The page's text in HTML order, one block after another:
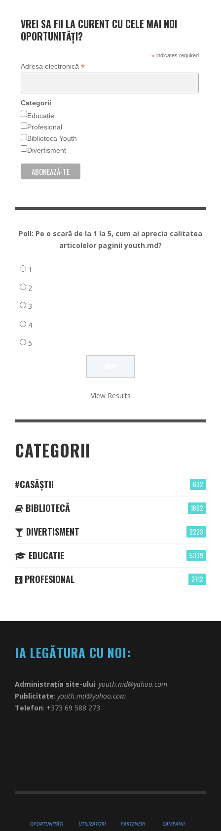
VREI SA FII LA CURENT CU CELE MAI NOI
OPORTUNITĂȚI?
*indicates required
Adresa electronică *
Categorii
Educație
Profesional
Biblioteca Youth
Divertisment
Poll: Pe o scară de la 1 la 5, cum ai aprecia calitatea
articolelor paginii youth.md?
1
2
3
4
5
View Results
CATEGORII
632
#CASĂȘTII
1692
BIBLIOTECĂ
2223
DIVERTISMENT
5339
EDUCATIE
2712
PROFESIONAL
IA LEGĂTURA CU NOI:
Administrația site-ului: youth.md@yahoo.com
Publicitate: youth.md@yahoo.com
Telefon: +373 69 588 273